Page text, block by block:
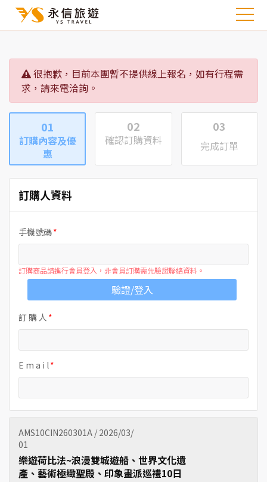
很抱歉，目前本團暫不提供線上報名，如有行程需
求，請來電洽詢。
01
訂購內容及優
惠
02
確認訂購資料
03
完成訂單
訂購人資料
手機號碼
訂購商品請進行會員登入，非會員訂購需先驗證聯絡資料。
驗證/登入
訂 購 人
E m a i l
AMS10CIN260301A / 2026/03/
01
樂遊荷比法~浪漫雙城遊船、世界文化遺
產、藝術極緻聖殿、印象畫派巡禮10日